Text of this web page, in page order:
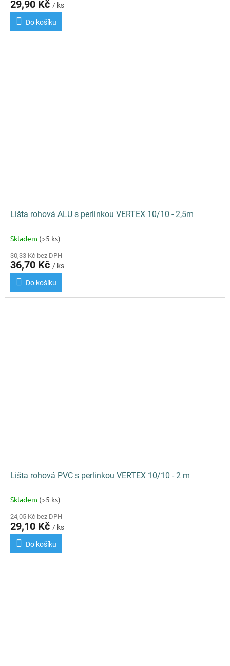
29,90 Kč / ks
Do košíku
Lišta rohová ALU s perlinkou VERTEX 10/10 - 2,5m
Skladem (>5 ks)
30,33 Kč bez DPH
36,70 Kč / ks
Do košíku
Lišta rohová PVC s perlinkou VERTEX 10/10 - 2 m
Skladem (>5 ks)
24,05 Kč bez DPH
29,10 Kč / ks
Do košíku